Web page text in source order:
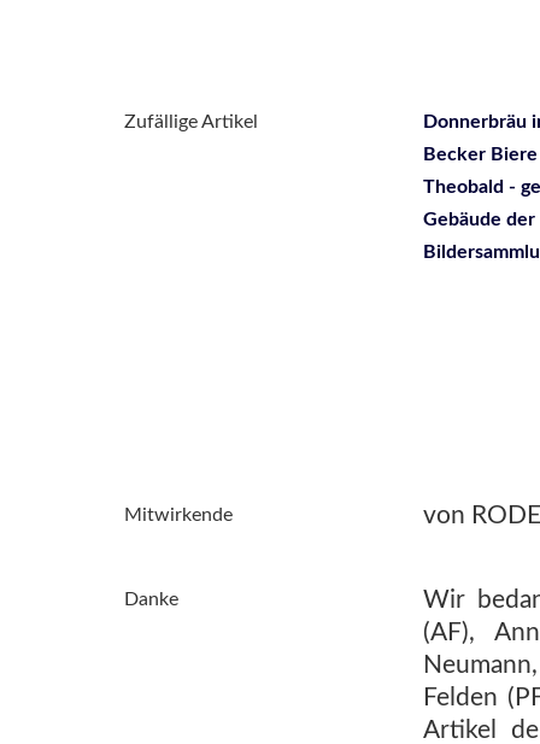
Zufällige Artikel
Donnerbräu
Becker
Theobald -
Gebäude
Mitwirkende von
Danke
Wir
(AF),
Felden
Artikel